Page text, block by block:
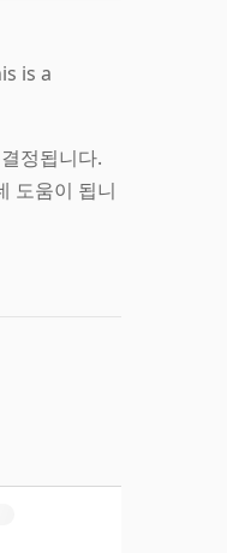
is a
정됩니다.
도움이 됩니